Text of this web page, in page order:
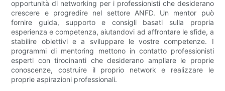
opportunità di networking per i professionisti che desiderano
crescere e progredire nel settore ANFD. Un mentor può
fornire guida, supporto e consigli basati sulla propria
esperienza e competenza, aiutandovi ad affrontare le sfide, a
stabilire obiettivi e a sviluppare le vostre competenze. I
programmi di mentoring mettono in contatto professionisti
esperti con tirocinanti che desiderano ampliare le proprie
conoscenze, costruire il proprio network e realizzare le
proprie aspirazioni professionali.